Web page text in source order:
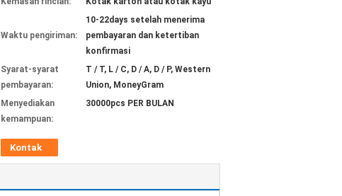
Waktu pengiriman:
10-22days setelah menerima
pembayaran dan ketertiban
konfirmasi
Syarat-syarat
pembayaran:
T / T, L / C, D / A, D / P, Western
Union, MoneyGram
Menyediakan
kemampuan:
30000pcs PER BULAN
Kontak